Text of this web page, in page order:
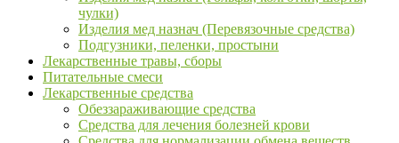
чулки)
Изделия мед назнач (Перевязочные средства)
Подгузники, пеленки, простыни
Лекарственные травы, сборы
Питательные смеси
Лекарственные средства
Обеззараживающие средства
Средства для лечения болезней крови